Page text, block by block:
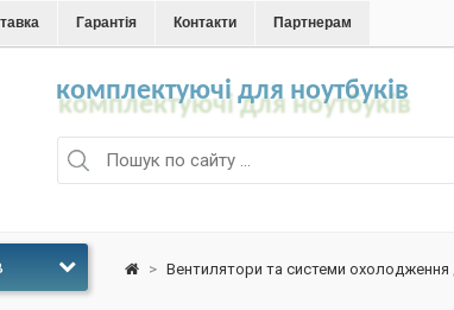
Гарантія Контакти Партнерам
комплектуючі для ноутбуків
> Вентилятори та системи охолодження